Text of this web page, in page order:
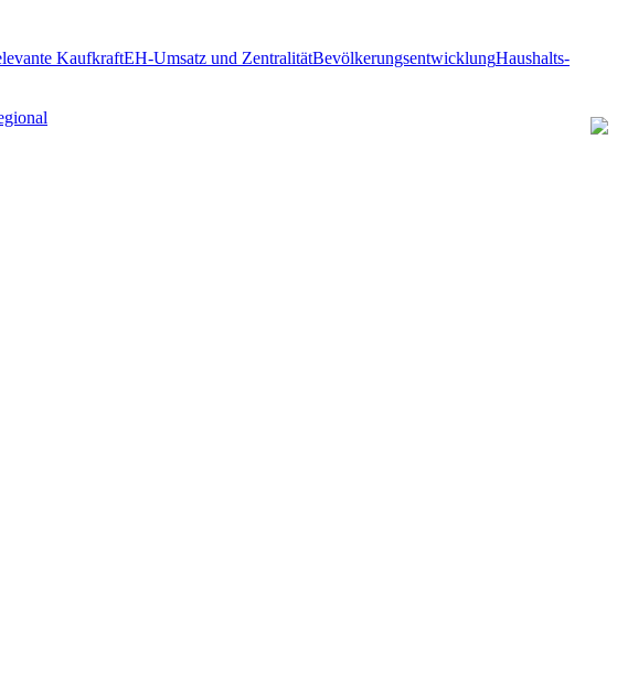
KaufkraftEH-Umsatz und ZentralitätBevölkerungsentwicklungHaushalts-